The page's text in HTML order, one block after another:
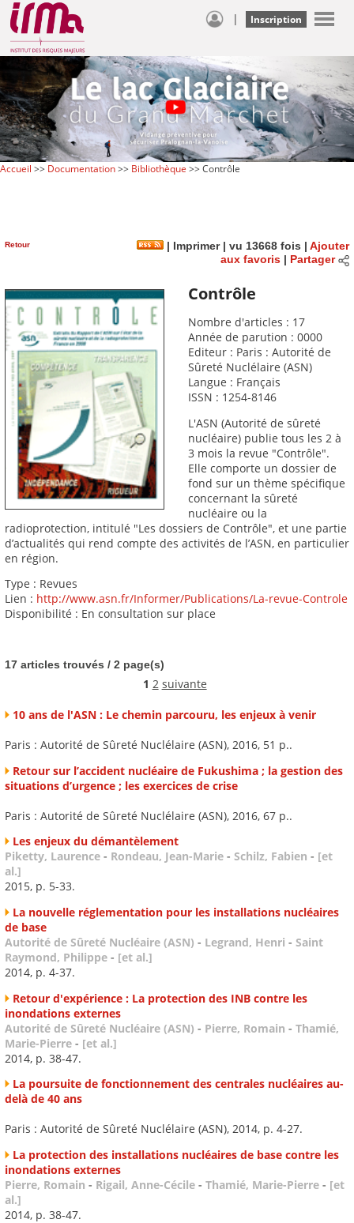
| Inscription
Accueil >> Documentation>> Bibliothèque >> Contrôle
Retour | Imprimer| vu 13668 fois | Ajouter
aux favoris| Partager
Contrôle
Nombre d'articles : 17
Année de parution : 0000
Editeur : Paris : Autorité de
Sûreté Nuclélaire (ASN)
Langue : Français
ISSN : 1254-8146
L'ASN (Autorité de sûreté
nucléaire) publie tous les 2 à
3 mois la revue "Contrôle".
Elle comporte un dossier de
fond sur un thème spécifique
concernant la sûreté
nucléaire ou la
radioprotection, intitulé "Les dossiers de Contrôle", et une partie
d’actualités qui rend compte des activités de l’ASN, en particulier
en région.
Type : Revues
Lien : http://www.asn.fr/Informer/Publications/La-revue-Controle
Disponibilité : En consultation sur place
17 articles trouvés / 2 page(s)
1 2 suivante
10 ans de l'ASN : Le chemin parcouru, les enjeux à venir
Paris : Autorité de Sûreté Nuclélaire (ASN), 2016, 51 p..
Retour sur l’accident nucléaire de Fukushima ; la gestion des
situations d’urgence ; les exercices de crise
Paris : Autorité de Sûreté Nuclélaire (ASN), 2016, 67 p..
Les enjeux du démantèlement
Piketty, Laurence - Rondeau, Jean-Marie - Schilz, Fabien - [et
al.]
2015, p. 5-33.
La nouvelle réglementation pour les installations nucléaires
de base
Autorité de Sûreté Nucléaire (ASN) - Legrand, Henri - Saint
Raymond, Philippe - [et al.]
2014, p. 4-37.
Retour d'expérience : La protection des INB contre les
inondations externes
Autorité de Sûreté Nucléaire (ASN) - Pierre, Romain - Thamié,
Marie-Pierre - [et al.]
2014, p. 38-47.
La poursuite de fonctionnement des centrales nucléaires au-
delà de 40 ans
Paris : Autorité de Sûreté Nuclélaire (ASN), 2014, p. 4-27.
La protection des installations nucléaires de base contre les
inondations externes
Pierre, Romain - Rigail, Anne-Cécile - Thamié, Marie-Pierre - [et
al.]
2014, p. 38-47.